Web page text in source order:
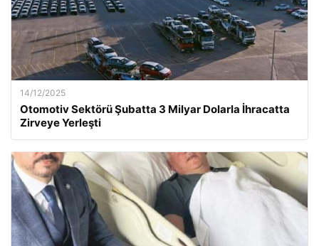
14/12/2025
Otomotiv Sektörü Şubatta 3 Milyar Dolarla İhracatta
Zirveye Yerleşti